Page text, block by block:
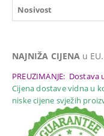
Nosivost
NAJNIŽA CIJENAu
PREUZIMANJE: Dostava
Cijena dostave vidna u
niske cijene svježih